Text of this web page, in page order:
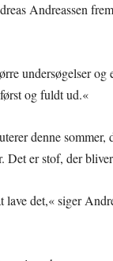
Andreassen
undersøgelser
og fuldt ud.«
denne sommer,
Det er stof, der
det,« siger